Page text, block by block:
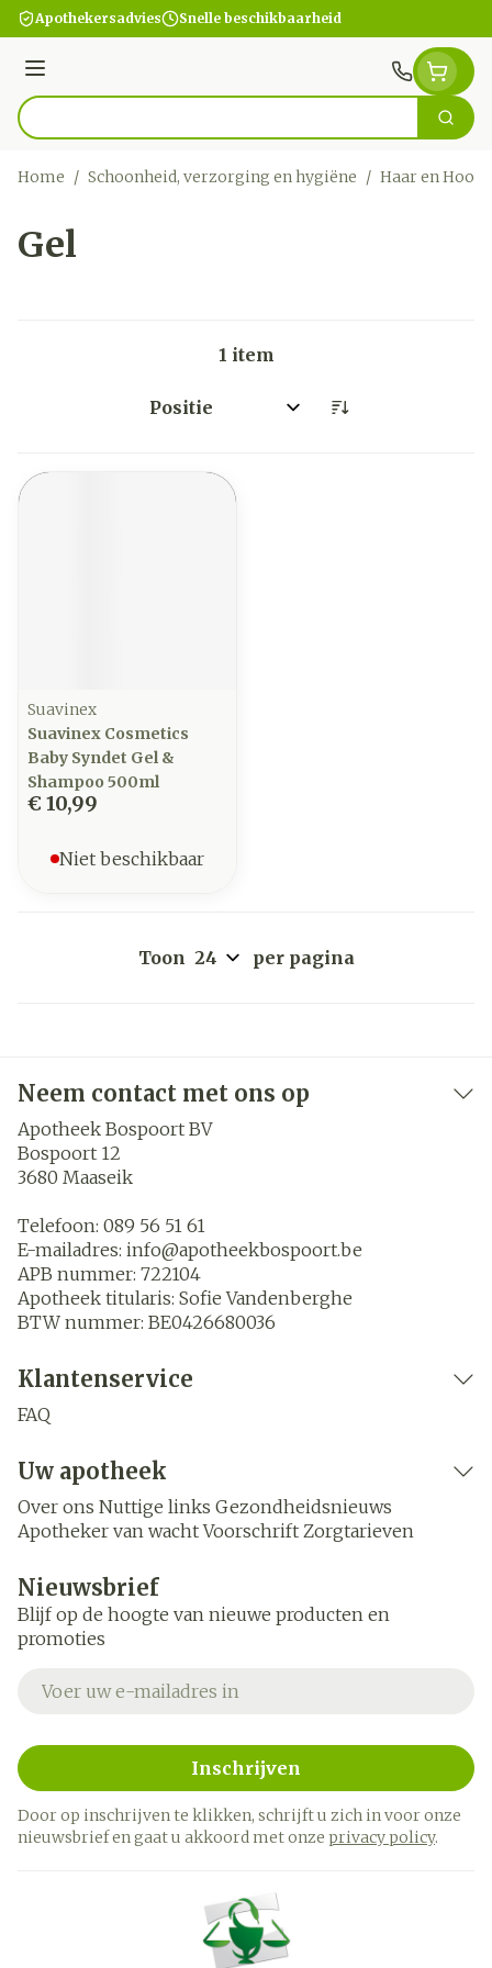
Ga naar de inhoud
Apothekersadvies Snelle beschikbaarheid
Menu
Product, merk, categorie... Zoek
Home / Schoonheid, verzorging en hygiëne / Haar en Hoofd
Gel
1 item
Sorteer op:
Suavinex
Suavinex Cosmetics
Baby Syndet Gel &
Shampoo 500ml
€ 10,99
Niet beschikbaar
Toon per pagina
Neem contact met ons op
Apotheek Bospoort BV
Bospoort 12
3680 Maaseik
Telefoon: 089 56 51 61
E-mailadres: info@apotheekbospoort.be
APB nummer: 722104
Apotheek titularis: Sofie Vandenberghe
BTW nummer: BE0426680036
Klantenservice
FAQ
Uw apotheek
Over ons Nuttige links Gezondheidsnieuws
Apotheker van wacht Voorschrift Zorgtarieven
Nieuwsbrief
Blijf op de hoogte van nieuwe producten en
promoties
Inschrijven
Door op inschrijven te klikken, schrijft u zich in voor onze
nieuwsbrief en gaat u akkoord met onze privacy policy.